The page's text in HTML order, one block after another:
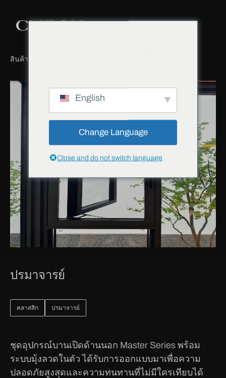
สินค้า
ปรมาจารย์
คลาสสิก ปรมาจารย์
ชุดอุปกรณ์บานเปิดด้านนอก Master Series พร้อม
ระบบมุ้งลวดในตัว ได้รับการออกแบบมาเพื่อความ
ปลอดภัยสูงสุดและความทนทานที่ไม่มีใครเทียบได้
English
Change Language
Close and do not switch language